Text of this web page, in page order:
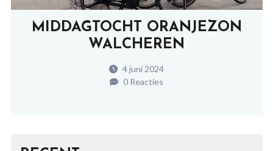
MIDDAGTOCHT ORANJEZON
WALCHEREN
4 juni 2024
0 Reacties